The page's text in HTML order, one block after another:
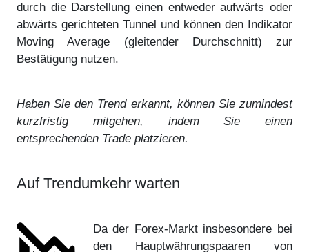
durch die Darstellung einen entweder aufwärts oder
abwärts gerichteten Tunnel und können den Indikator
Moving Average (gleitender Durchschnitt) zur
Bestätigung nutzen.
Haben Sie den Trend erkannt, können Sie zumindest
kurzfristig mitgehen, indem Sie einen
entsprechenden Trade platzieren.
Auf Trendumkehr warten
Da der Forex-Markt insbesondere bei
den Hauptwährungspaaren von